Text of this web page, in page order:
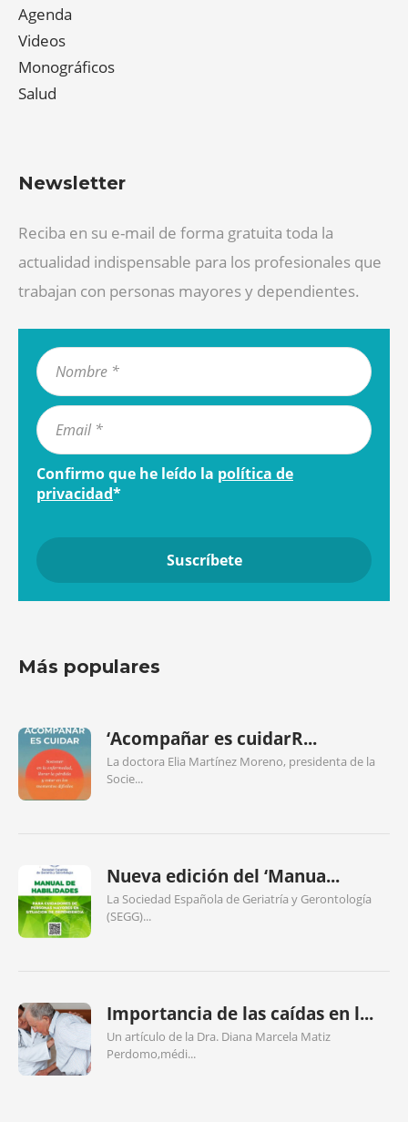
Agenda
Videos
Monográficos
Salud
Newsletter
Reciba en su e-mail de forma gratuita toda la
actualidad indispensable para los profesionales que
trabajan con personas mayores y dependientes.
Confirmo que he leído la política de
privacidad*
Más populares
‘Acompañar es cuidarR...
La doctora Elia Martínez Moreno, presidenta de la
Socie...
Nueva edición del ‘Manua...
La Sociedad Española de Geriatría y Gerontología
(SEGG)...
Importancia de las caídas en l...
Un artículo de la Dra. Diana Marcela Matiz
Perdomo,médi...